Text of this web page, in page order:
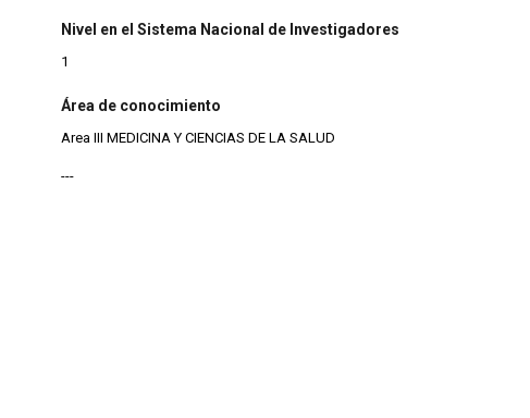
Nivel en el Sistema Nacional de Investigadores
1
Área de conocimiento
Area III MEDICINA Y CIENCIAS DE LA SALUD
---